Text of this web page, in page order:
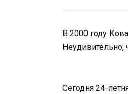
В 2000 году
Неудивительно,
Сегодня 24-